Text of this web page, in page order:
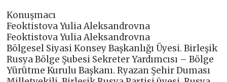
Konuşmacı
Feoktistova Yulia Aleksandrovna
Feoktistova Yulia Aleksandrovna
Bölgesel Siyasi Konsey Başkanlığı Üyesi. Birleşik
Rusya Bölge Şubesi Sekreter Yardımcısı – Bölge
Yürütme Kurulu Başkanı. Ryazan Şehir Duması